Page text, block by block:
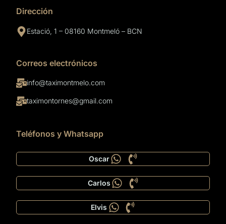
Dirección
Estació, 1 – 08160 Montmeló – BCN
Correos electrónicos
info@taximontmelo.com
taximontornes@gmail.com
Teléfonos y Whatsapp
Oscar
Carlos
Elvis